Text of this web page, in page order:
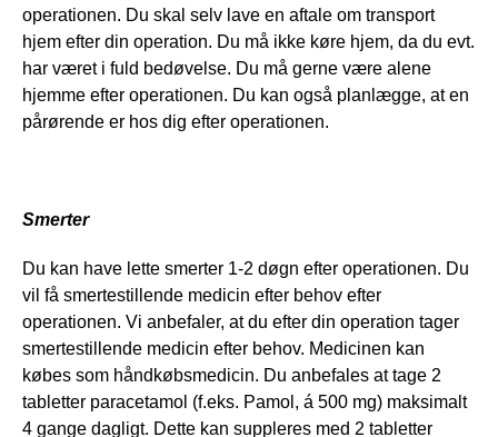
operationen. Du skal selv lave en aftale om transport
hjem efter din operation. Du må ikke køre hjem, da du evt.
har været i fuld bedøvelse. Du må gerne være alene
hjemme efter operationen. Du kan også planlægge, at en
pårørende er hos dig efter operationen.
Smerter
Du kan have lette smerter 1-2 døgn efter operationen. Du
vil få smertestillende medicin efter behov efter
operationen. Vi anbefaler, at du efter din operation tager
smertestillende medicin efter behov. Medicinen kan
købes som håndkøbsmedicin. Du anbefales at tage 2
tabletter paracetamol (f.eks. Pamol, á 500 mg) maksimalt
4 gange dagligt. Dette kan suppleres med 2 tabletter